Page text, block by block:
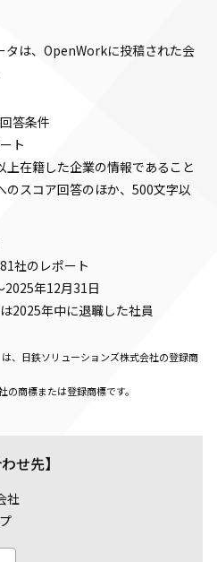
タは、OpenWorkに投稿された会
答条件
ト
在籍した企業の情報であること
スコア回答のほか、500文字以
社のレポート
2025年12月31日
2025年中に退職した社員
、日鉄ソリューションズ株式会社の登録商
の商標または登録商標です。
せ先】
社